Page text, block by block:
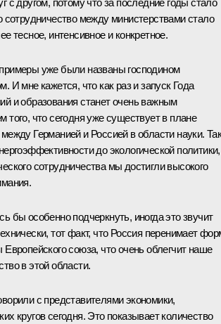
с другом, потому что за последние годы стало
сотрудничество между министерствами стало
тесное, интенсивное и конкретное.
уже были названы господином
И мне кажется, что как раз и запуск Года
и образования станет очень важным
того, что сегодня уже существует в плане
Германией и Россией в области науки.
до экологической политики,
сотрудничества мы достигли высокого
бы особенно подчеркнуть, иногда это звучит
тот факт, что Россия перенимает
Европейского союза, что очень облегчит наше
в этой области.
с представителями экономики,
кругов сегодня. Это показывает количество